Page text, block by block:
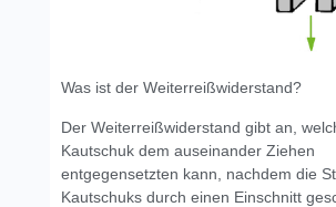
Was ist der Weiterreißwiderstand?
Der Weiterreißwiderstand gibt an,
Kautschuk dem auseinander Ziehen
entgegensetzten kann, nachdem die
Kautschuks durch einen Einschnitt